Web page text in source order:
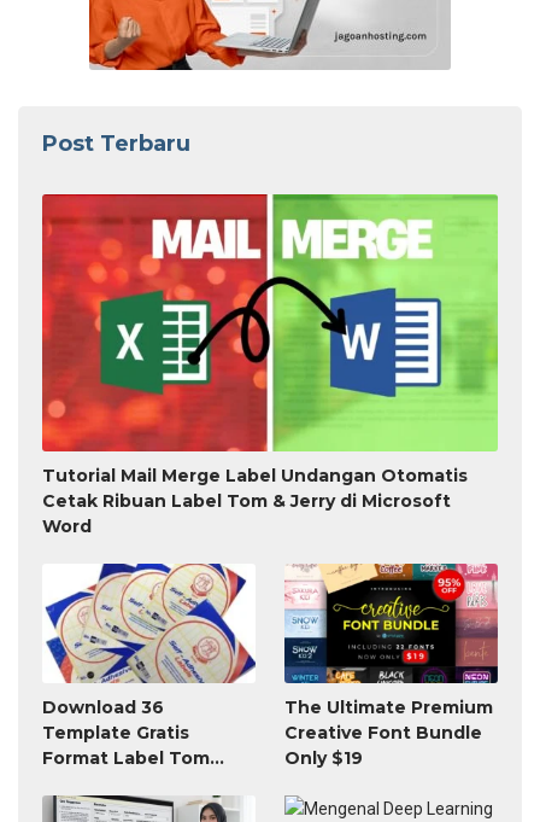
Post Terbaru
Tutorial Mail Merge Label Undangan Otomatis
Cetak Ribuan Label Tom & Jerry di Microsoft
Word
Download 36
Template Gratis
Format Label Tom
Word
The Ultimate Premium
Creative Font Bundle
Only $19